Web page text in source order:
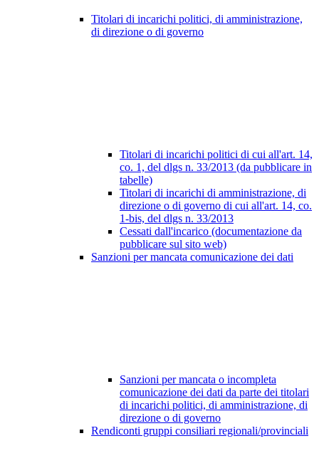
Titolari di incarichi politici, di amministrazione,
di direzione o di governo
Titolari di incarichi politici di cui all'art. 14,
co. 1, del dlgs n. 33/2013 (da pubblicare in
tabelle)
Titolari di incarichi di amministrazione, di
direzione o di governo di cui all'art. 14, co.
1-bis, del dlgs n. 33/2013
Cessati dall'incarico (documentazione da
pubblicare sul sito web)
Sanzioni per mancata comunicazione dei dati
Sanzioni per mancata o incompleta
comunicazione dei dati da parte dei titolari
di incarichi politici, di amministrazione, di
direzione o di governo
Rendiconti gruppi consiliari regionali/provinciali